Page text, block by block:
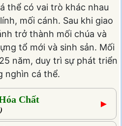
thể có vai trò khác nhau
mối cánh. Sau khi giao
trở thành mối chúa và
tổ mới và sinh sản. Mối
năm, duy trì sự phát triển
nghìn cá thể.
Chất ►